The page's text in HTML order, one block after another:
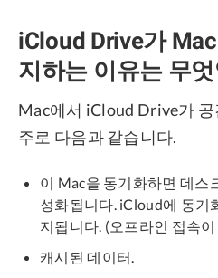
iCloud Drive가
지하는 이유는 무
Mac에서 iCloud Drive가
주로 다음과 같습니다.
이 Mac을 동기화하면 데스
성화됩니다. iCloud에 동기
지됩니다. (오프라인 접속
캐시된 데이터.